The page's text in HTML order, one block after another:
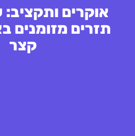
אוקרים
תזרים מזומנים
קצר